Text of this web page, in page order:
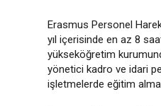
Erasmus Personel
yıl içerisinde en az 8
yükseköğretim
yönetici kadro ve idari
işletmelerde eğitim